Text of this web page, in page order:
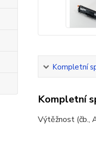
Kompletní
Kompletní
Výtěžnost (čb.,